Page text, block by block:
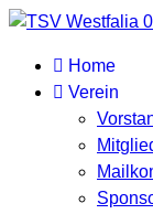
Home
Verein